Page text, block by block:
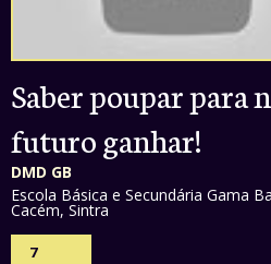
Saber poupar para
futuro ganhar!
DMD GB
Escola Básica e Secundária Gama
Cacém, Sintra
7